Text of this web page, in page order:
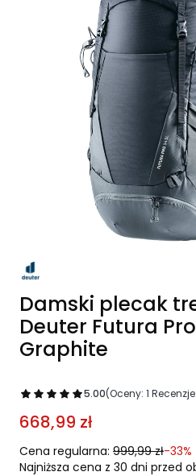
Damski plecak
Deuter Futura
Graphite
5.00(Oceny: 1
668,99 zł
Cena regularna: 999,99 zł-33%
Najniższa cena z 30 dni przed